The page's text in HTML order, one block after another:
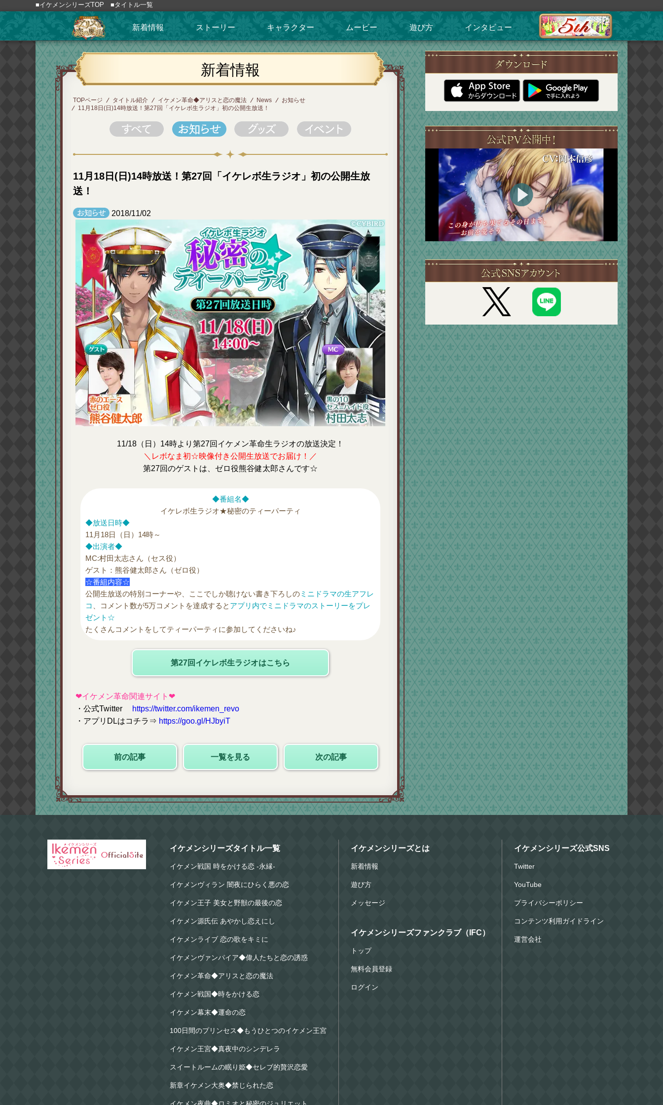
■イケメンシリーズTOP ■タイトル一覧
新着情報 ストーリー キャラクター ムービー 遊び方 インタビュー
新着情報
TOPページ タイトル紹介 イケメン革命◆アリスと恋の魔法 News
お知らせ
11月18日(日)14時放送！第27回「イケレボ生ラジオ」初の公開生放送！
11月18日(日)14時放送！第27回「イケレボ生ラジオ」初の公開生放
送！
2018/11/02
11/18（日）14時より第27回イケメン革命生ラジオの放送決定！
＼レボなま初☆映像付き公開生放送でお届け！／
第27回のゲストは、ゼロ役熊谷健太郎さんです☆
◆番組名◆
イケレボ生ラジオ★秘密のティーパーティ
◆放送日時◆
11月18日（日）14時～
◆出演者◆
MC:村田太志さん（セス役）
ゲスト：熊谷健太郎さん（ゼロ役）
☆番組内容☆
公開生放送の特別コーナーや、ここでしか聴けない書き下ろしのミニドラマの生アフレ
コ
、コメント数が5万コメントを達成すると アプリ内でミニドラマのストーリーをプレ
ゼント☆
たくさんコメントをしてティーパーティに参加してくださいね♪
第27回イケレボ生ラジオはこちら
❤イケメン革命関連サイト❤
・公式Twitter
https://twitter.com/ikemen_revo
・アプリDLはコチラ⇒ https://goo.gl/HJbyiT
前の記事 一覧を見る 次の記事
イケメンシリーズタイトル一覧
イケメン戦国 時をかける恋 -永縁-
イケメンヴィラン 闇夜にひらく悪の恋
イケメン王子 美女と野獣の最後の恋
イケメン源氏伝 あやかし恋えにし
イケメンライブ 恋の歌をキミに
イケメンヴァンパイア◆偉人たちと恋の誘惑
イケメン革命◆アリスと恋の魔法
イケメン戦国◆時をかける恋
イケメン幕末◆運命の恋
100日間のプリンセス◆もうひとつのイケメン王宮
イケメン王宮◆真夜中のシンデレラ
スイートルームの眠り姫◆セレブ的贅沢恋愛
新章イケメン大奥◆禁じられた恋
イケメンシリーズとは
新着情報
遊び方
メッセージ
イケメンシリーズファンクラブ（IFC）
トップ
無料会員登録
ログイン
イケメンシリーズ公式SNS
Twitter
YouTube
プライバシーポリシー
コンテンツ利用ガイドライン
運営会社